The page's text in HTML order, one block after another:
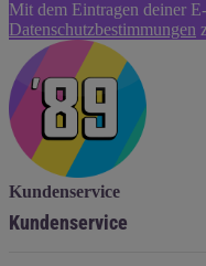
Abonnieren
Mit dem Eintragen deiner
Datenschutzbestimmungen
Kundenservice
Kundenservice